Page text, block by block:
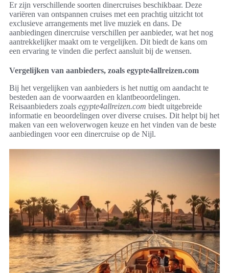
Er zijn verschillende soorten dinercruises beschikbaar. Deze
variëren van ontspannen cruises met een prachtig uitzicht tot
exclusieve arrangements met live muziek en dans. De
aanbiedingen dinercruise verschillen per aanbieder, wat het nog
aantrekkelijker maakt om te vergelijken. Dit biedt de kans om
een ervaring te vinden die perfect aansluit bij de wensen.
Vergelijken van aanbieders, zoals egypte4allreizen.com
Bij het vergelijken van aanbieders is het nuttig om aandacht te
besteden aan de voorwaarden en klantbeoordelingen.
Reisaanbieders zoals egypte4allreizen.com biedt uitgebreide
informatie en beoordelingen over diverse cruises. Dit helpt bij het
maken van een weloverwogen keuze en het vinden van de beste
aanbiedingen voor een dinercruise op de Nijl.